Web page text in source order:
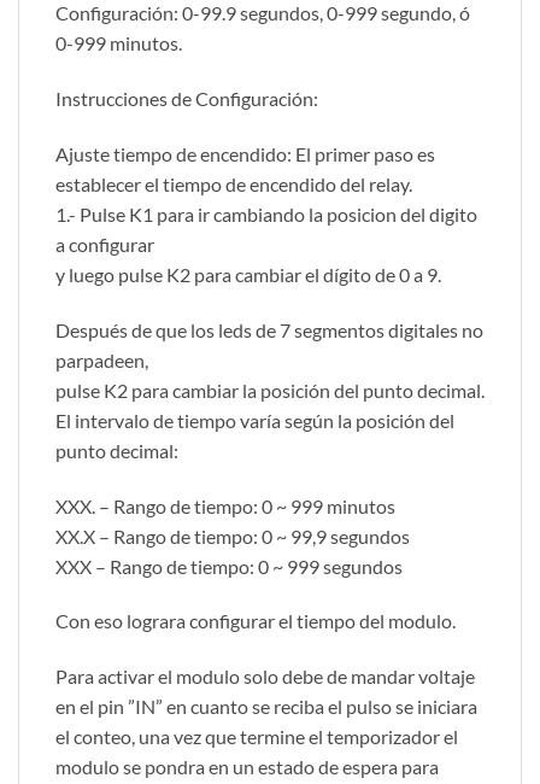
Configuración: 0-99.9 segundos, 0-999 segundo, ó
0-999 minutos.
Instrucciones de Configuración:
Ajuste tiempo de encendido: El primer paso es
establecer el tiempo de encendido del relay.
1.- Pulse K1 para ir cambiando la posicion del digito
a configurar
y luego pulse K2 para cambiar el dígito de 0 a 9.
Después de que los leds de 7 segmentos digitales no
parpadeen,
pulse K2 para cambiar la posición del punto decimal.
El intervalo de tiempo varía según la posición del
punto decimal:
XXX. – Rango de tiempo: 0 ~ 999 minutos
XX.X – Rango de tiempo: 0 ~ 99,9 segundos
XXX – Rango de tiempo: 0 ~ 999 segundos
Con eso lograra configurar el tiempo del modulo.
Para activar el modulo solo debe de mandar voltaje
en el pin ”IN” en cuanto se reciba el pulso se iniciara
el conteo, una vez que termine el temporizador el
modulo se pondra en un estado de espera para